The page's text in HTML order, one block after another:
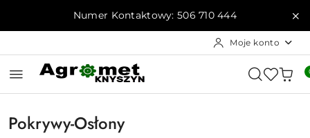
Przejdź do treści głównej
Przejdź do wyszukiwarki
Przejdź do moje konto
Przejdź do menu głównego
Przejdź do stopkiNumer Kontaktowy: 506 710 444
Moje konto
Pokrywy-Osłony